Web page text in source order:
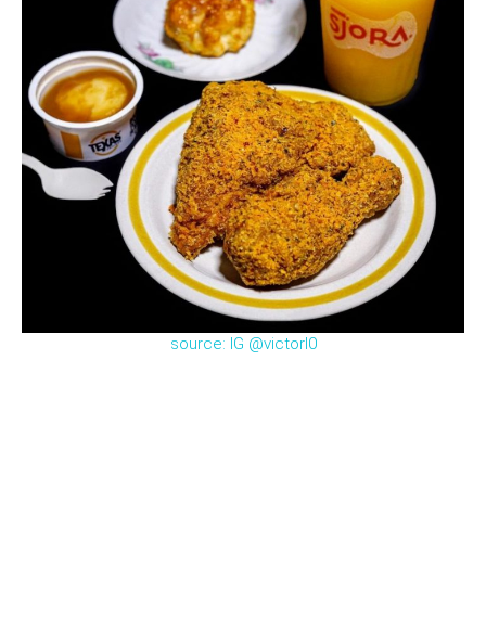
source: IG @victorl0